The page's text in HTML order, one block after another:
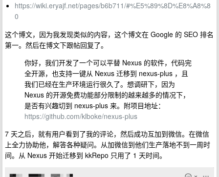
https://wiki.eryajf.net/pages/b6b711/#%E5%89%8D%E8%A8%8
0
这个博文，因为我发现类似的内容，这个博文在 Google 的 SEO 排名
第一。然后在博文下跟帖回复了。
你好，我们开发了一个可以平替 Nexus 的软件，代码完
全开源，也支持一键从 Nexus 迁移到 nexus-plus ，且
我们已经在生产环境运行很久了。想调研下，因为
Nexus 的开源免费功能部分限制的越来越多的情况下，
是否有兴趣切到 nexus-plus 来。附项目地址：
https://github.com/klboke/nexus-plus
7 天之后，就有用户看到了我的评论，然后成功互加到微信。在微信
上全力协助他，解答各种疑问。从加微信到他们生产落地不到一周时
间。从 Nexus 开始迁移到 kkRepo 只用了 1 天时间。